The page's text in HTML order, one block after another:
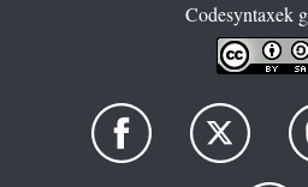
Codesyntaxek